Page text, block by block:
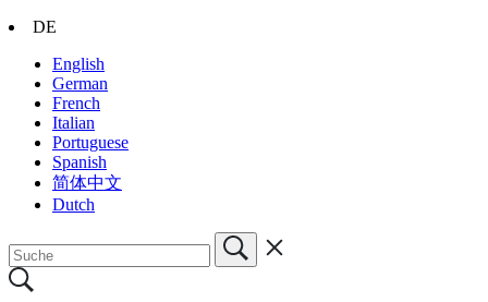
DE
English
German
French
Italian
Portuguese
Spanish
简体中文
Dutch